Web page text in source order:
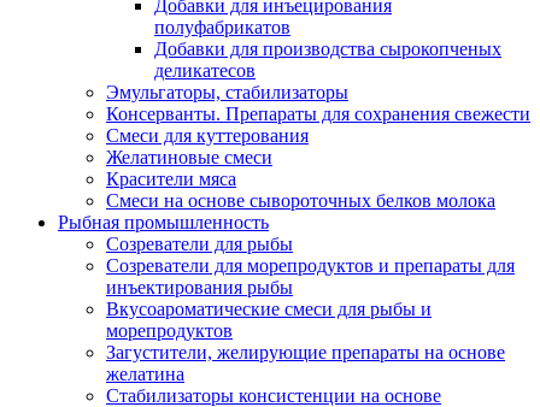
Добавки для инъецирования
полуфабрикатов
Добавки для производства сырокопченых
деликатесов
Эмульгаторы, стабилизаторы
Консерванты. Препараты для сохранения свежести
Смеси для куттерования
Желатиновые смеси
Красители мяса
Смеси на основе сывороточных белков молока
Рыбная промышленность
Созреватели для рыбы
Созреватели для морепродуктов и препараты для
инъектирования рыбы
Вкусоароматические смеси для рыбы и
морепродуктов
Загустители, желирующие препараты на основе
желатина
Стабилизаторы консистенции на основе